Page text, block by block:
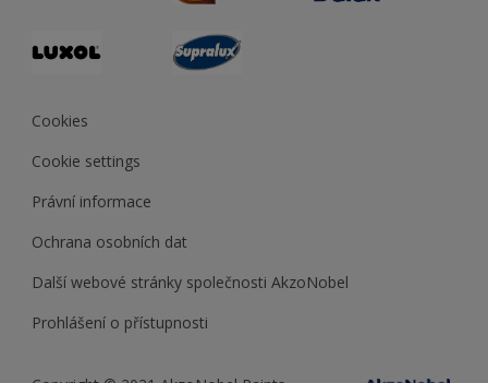
Cookies
Cookie settings
Právní informace
Ochrana osobních dat
Další webové stránky společnosti AkzoNobel
Prohlášení o přístupnosti